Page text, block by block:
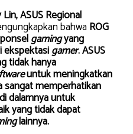
Lin, ASUS Regional
bahwa ROG
gamingyang
ekspektasigamer. ASUS
tidak hanya
untuk meningkatkan
sangat memperhatikan
dalamnya untuk
yang tidak dapat
lainnya.